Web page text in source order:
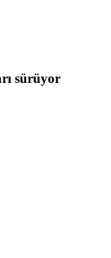
sürüyor